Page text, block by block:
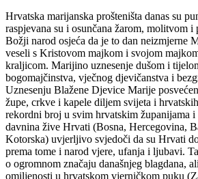
Hrvatska marijanska prošteništa danas su
raspjevana su i osunčana žarom, molitvom i
Božji narod osjeća da je to dan neizmjerne
veseli s Kristovom majkom i svojom
kraljicom. Marijino uznesenje dušom i
bogomajčinstva, vječnog djevičanstva i
Uznesenju Blažene Djevice Marije
župe, crkve i kapele diljem svijeta i
rekordni broj u svim hrvatskim županijama
davnina žive Hrvati (Bosna, Hercegovina,
Kotorska) uvjerljivo svjedoči da su Hrvati
prema tome i narod vjere, ufanja i ljubavi.
o ogromnom značaju današnjeg blagdana,
omiljenosti u hrvatskom vjerničkom puku